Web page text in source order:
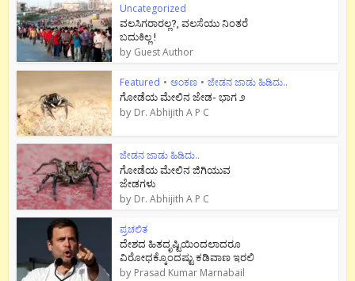
Uncategorized
ವಲಸಿಗರಾರಲ್ಲ?, ವಲಸೆಯು ನಿಂತರೆ
ಬದುಕಿಲ್ಲ !
by Guest Author
Featured • ಅಂಕಣ • ಜೇಡನ ಜಾಡು ಹಿಡಿದು..
ಗೋಡೆಯ ಮೇಲಿನ ಜೇಡ- ಭಾಗ ೨
by Dr. Abhijith A P C
ಜೇಡನ ಜಾಡು ಹಿಡಿದು..
ಗೋಡೆಯ ಮೇಲಿನ ಜಿಗಿಯುವ
ಜೇಡಗಳು
by Dr. Abhijith A P C
ಪ್ರಚಲಿತ
ದೇಶದ ಹಿತದೃಷ್ಟಿಯಿಂದಲಾದರೂ
ವಿರೋಧಕ್ಕೊಂದಷ್ಟು ಕಡಿವಾಣ ಇರಲಿ
by Prasad Kumar Marnabail